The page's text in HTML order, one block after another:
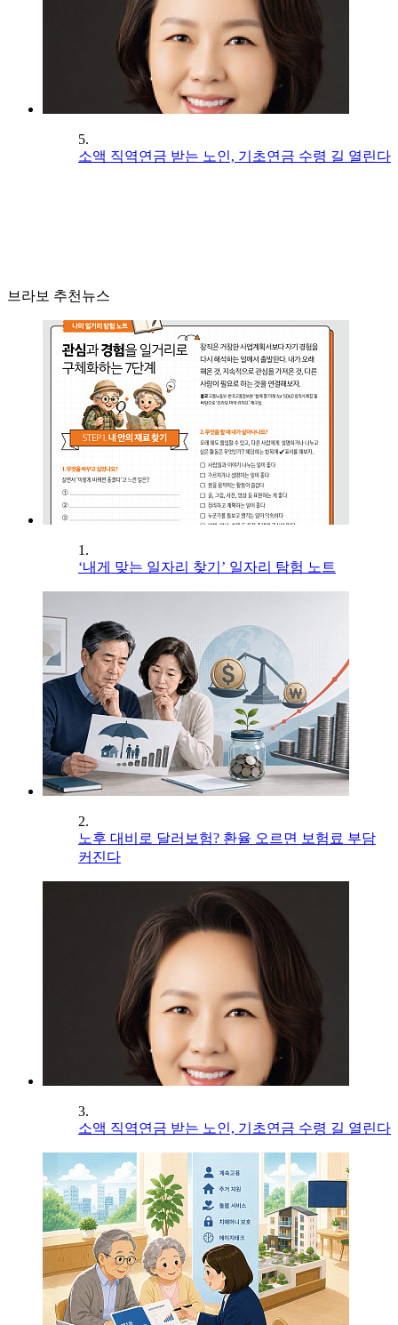
5.
소액 직역연금 받는 노인, 기초연금 수령 길 열린다
브라보 추천뉴스
1.
‘내게 맞는 일자리 찾기’ 일자리 탐험 노트
2.
노후 대비로 달러보험? 환율 오르면 보험료 부담
커진다
3.
소액 직역연금 받는 노인, 기초연금 수령 길 열린다